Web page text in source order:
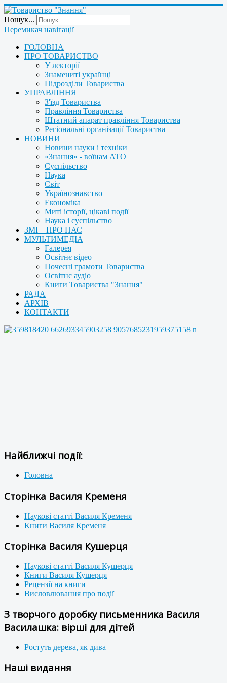
Пошук...
Перемикач навігації
ГОЛОВНА
ПРО ТОВАРИСТВО
У лекторії
Знамениті українці
Підрозділи Товариства
УПРАВЛІННЯ
З'їзд Товариства
Правління Товариства
Штатний апарат правління Товариства
Регіональні організації Товариства
НОВИНИ
Новини науки і техніки
«Знання» - воїнам АТО
Суспільство
Наука
Світ
Українознавство
Економіка
Миті історії, цікаві події
Наука і суспільство
ЗМІ – ПРО НАС
МУЛЬТИМЕДІА
Галерея
Освітнє відео
Почесні грамоти Товариства
Освітнє аудіо
Книги Товариства "Знання"
РАДА
АРХІВ
КОНТАКТИ
Найближчі події:
Головна
Сторінка Василя Кременя
Наукові статті Василя Кременя
Книги Василя Кременя
Сторінка Василя Кушерця
Наукові статті Василя Кушерця
Книги Василя Кушерця
Рецензії на книги
Висловлювання про події
З творчого доробку письменника Василя
Василашка: вірші для дітей
Ростуть дерева, як дива
Наші видання